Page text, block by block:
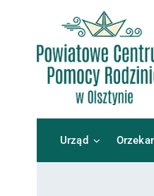
zawartości
Urząd